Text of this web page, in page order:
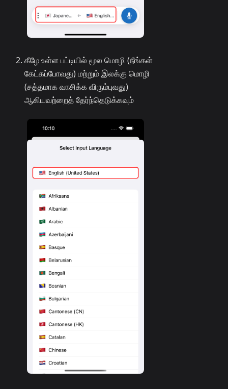
கீழே உள்ள பட்டியில் மூல மொழி (நீங்கள்
கேட்கப்போவது) மற்றும் இலக்கு மொழி
(சத்தமாக வாசிக்க விரும்புவது)
ஆகியவற்றைத் தேர்ந்தெடுக்கவும்